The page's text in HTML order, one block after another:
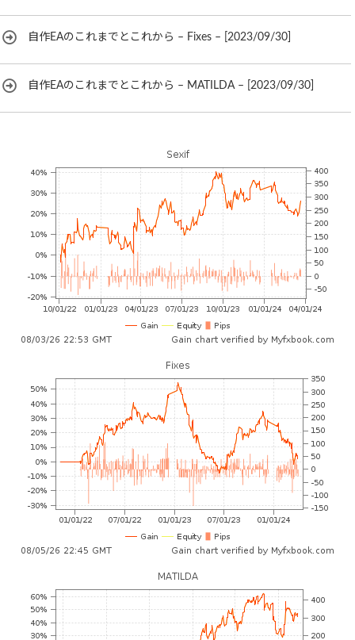
自作EAのこれまでとこれから – Fixes – [2023/09/30]
自作EAのこれまでとこれから – MATILDA – [2023/09/30]